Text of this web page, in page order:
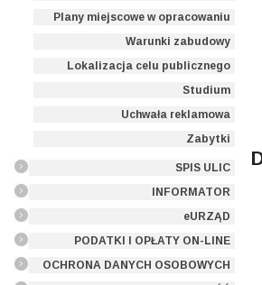
Plany miejscowe w opracowaniu
Warunki zabudowy
Lokalizacja celu publicznego
Studium
Uchwała reklamowa
Zabytki
SPIS ULIC
INFORMATOR
eURZĄD
PODATKI I OPŁATY ON-LINE
OCHRONA DANYCH OSOBOWYCH